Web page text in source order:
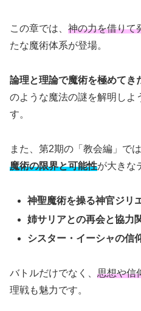
この章では、 神の力を借りて
たな魔術体系が登場。
論理と理論で魔術を極めてき
のような魔法の謎を解明しよ
す。
また、第2期の「教会編」で
魔術の限界と可能性が大きな
神聖魔術を操る神官ジリ
姉サリアとの再会と協力
シスター・イーシャの信
バトルだけでなく、 思想や信
理戦も魅力です。